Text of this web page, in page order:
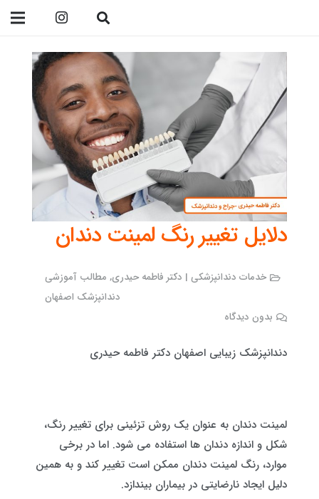
دلایل تغییر رنگ لمینت دندان
خدمات دندانپزشکی | دکتر فاطمه حیدری, مطالب آموزشی
دندانپزشک اصفهان
بدون دیدگاه
دندانپزشک زیبایی اصفهان دکتر فاطمه حیدری
لمینت دندان به عنوان یک روش تزئینی برای تغییر رنگ،
شکل و اندازه دندان ها استفاده می شود. اما در برخی
موارد، رنگ لمینت دندان ممکن است تغییر کند و به همین
دلیل ایجاد نارضایتی در بیماران بیندازد.